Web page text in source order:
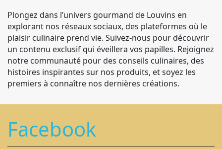
Plongez dans l’univers gourmand de Louvins en
explorant nos réseaux sociaux, des plateformes où le
plaisir culinaire prend vie. Suivez-nous pour découvrir
un contenu exclusif qui éveillera vos papilles. Rejoignez
notre communauté pour des conseils culinaires, des
histoires inspirantes sur nos produits, et soyez les
premiers à connaître nos dernières créations.
Facebook